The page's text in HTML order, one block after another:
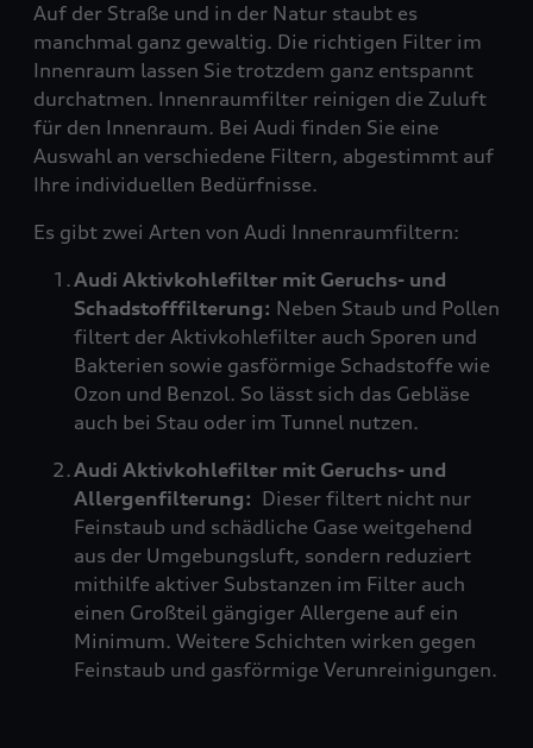
Auf der Straße und in der Natur staubt es
manchmal ganz gewaltig. Die richtigen Filter im
Innenraum lassen Sie trotzdem ganz entspannt
durchatmen. Innenraumfilter reinigen die Zuluft
für den Innenraum. Bei Audi finden Sie eine
Auswahl an verschiedene Filtern, abgestimmt auf
Ihre individuellen Bedürfnisse.
Es gibt zwei Arten von Audi Innenraumfiltern:
Audi Aktivkohlefilter mit Geruchs- und
Schadstofffilterung: Neben Staub und Pollen
filtert der Aktivkohlefilter auch Sporen und
Bakterien sowie gasförmige Schadstoffe wie
Ozon und Benzol. So lässt sich das Gebläse
auch bei Stau oder im Tunnel nutzen.
Audi Aktivkohlefilter mit Geruchs- und
Allergenfilterung: Dieser filtert nicht nur
Feinstaub und schädliche Gase weitgehend
aus der Umgebungsluft, sondern reduziert
mithilfe aktiver Substanzen im Filter auch
einen Großteil gängiger Allergene auf ein
Minimum. Weitere Schichten wirken gegen
Feinstaub und gasförmige Verunreinigungen.